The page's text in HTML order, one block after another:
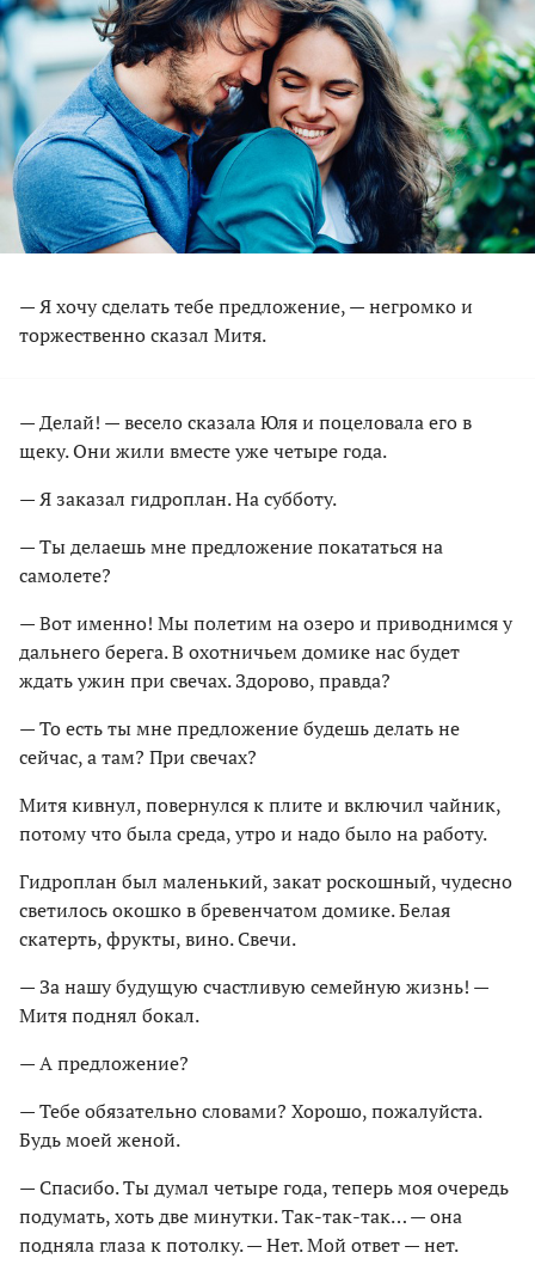
— Я хочу сделать тебе предложение, — негромко и
торжественно сказал Митя.
— Делай! — весело сказала Юля и поцеловала его в
щеку. Они жили вместе уже четыре года.
— Я заказал гидроплан. На субботу.
— Ты делаешь мне предложение покататься на
самолете?
— Вот именно! Мы полетим на озеро и приводнимся у
дальнего берега. В охотничьем домике нас будет
ждать ужин при свечах. Здорово, правда?
— То есть ты мне предложение будешь делать не
сейчас, а там? При свечах?
Митя кивнул, повернулся к плите и включил чайник,
потому что была среда, утро и надо было на работу.
Гидроплан был маленький, закат роскошный, чудесно
светилось окошко в бревенчатом домике. Белая
скатерть, фрукты, вино. Свечи.
— За нашу будущую счастливую семейную жизнь! —
Митя поднял бокал.
— А предложение?
— Тебе обязательно словами? Хорошо, пожалуйста.
Будь моей женой.
— Спасибо. Ты думал четыре года, теперь моя очередь
подумать, хоть две минутки. Так-так-так… — она
подняла глаза к потолку. — Нет. Мой ответ — нет.